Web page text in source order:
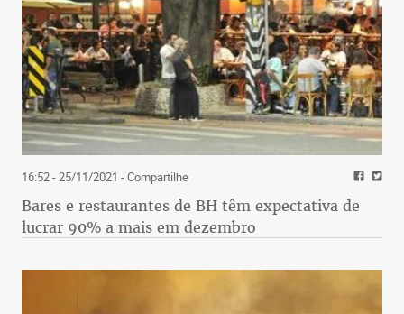
16:52 - 25/11/2021 - Compartilhe
Bares e restaurantes de BH têm expectativa de
lucrar 90% a mais em dezembro